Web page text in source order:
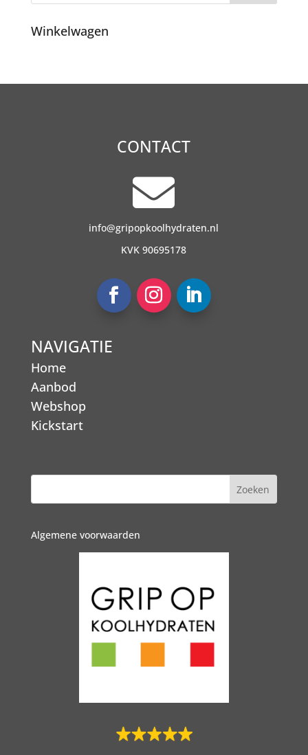
Winkelwagen
CONTACT

info@gripopkoolhydraten.nl
KVK 90695178
NAVIGATIE
Home
Aanbod
Webshop
Kickstart
Algemene voorwaarden